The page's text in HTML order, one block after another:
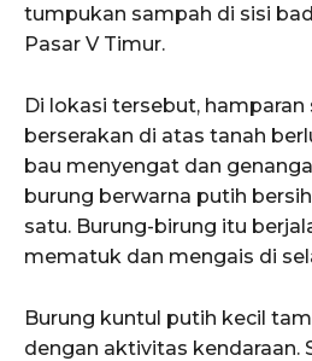
tumpukan sampah di sisi
Pasar V Timur.
Di lokasi tersebut,
berserakan di atas tanah
bau menyengat dan
burung berwarna putih
satu. Burung-birung itu
mematuk dan mengais di
Burung kuntul putih kecil
dengan aktivitas kendaraan.